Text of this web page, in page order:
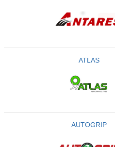
ATLAS
AUTOGRIP